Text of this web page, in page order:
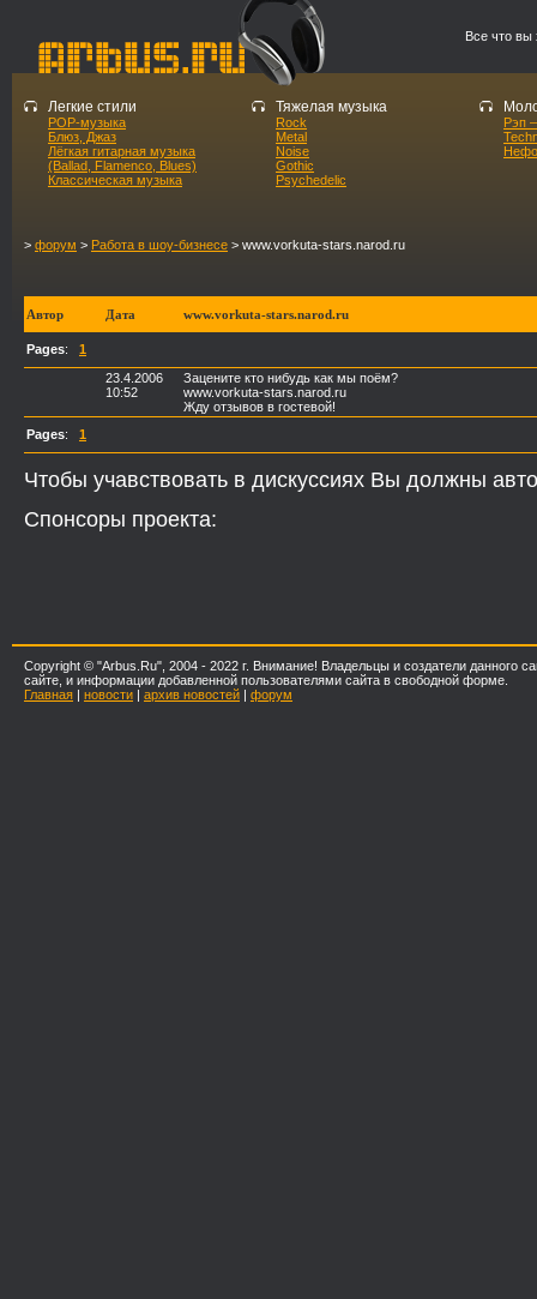
Все что вы
Легкие стили
POP-музыка
Блюз, Джаз
Лёгкая гитарная музыка
(Ballad, Flamenco, Blues)
Классическая музыка
Тяжелая музыка
Rock
Metal
Noise
Gothic
Psychedelic
Рэп
> форум > Работа в шоу-бизнесе > www.vorkuta-stars.narod.ru
Автор Дата www.vorkuta-stars.narod.ru
Pages: 1
23.4.2006
10:52
Зацените кто нибудь как мы поём?
www.vorkuta-stars.narod.ru
Жду отзывов в гостевой!
Pages: 1
Чтобы учавствовать в дискуссиях Вы должны
Спонсоры проекта:
Copyright © "Arbus.Ru", 2004 - 2022 г. Внимание! Владельцы и создатели данного
сайте, и информации добавленной пользователями сайта в свободной форме.
Главная | новости | архив новостей | форум